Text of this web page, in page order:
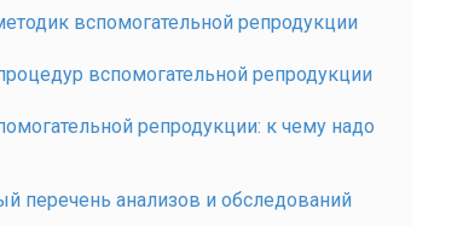
вспомогательной репродукции
вспомогательной репродукции
репродукции: к чему надо
перечень анализов и обследований